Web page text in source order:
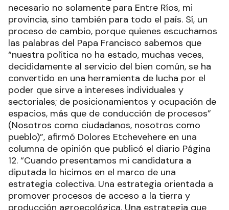
necesario no solamente para Entre Ríos, mi
provincia, sino también para todo el país. Sí, un
proceso de cambio, porque quienes escuchamos
las palabras del Papa Francisco sabemos que
“nuestra política no ha estado, muchas veces,
decididamente al servicio del bien común, se ha
convertido en una herramienta de lucha por el
poder que sirve a intereses individuales y
sectoriales; de posicionamientos y ocupación de
espacios, más que de conducción de procesos”
(Nosotros como ciudadanos, nosotros como
pueblo)”, afirmó Dolores Etchevehere en una
columna de opinión que publicó el diario Página
12. “Cuando presentamos mi candidatura a
diputada lo hicimos en el marco de una
estrategia colectiva. Una estrategia orientada a
promover procesos de acceso a la tierra y